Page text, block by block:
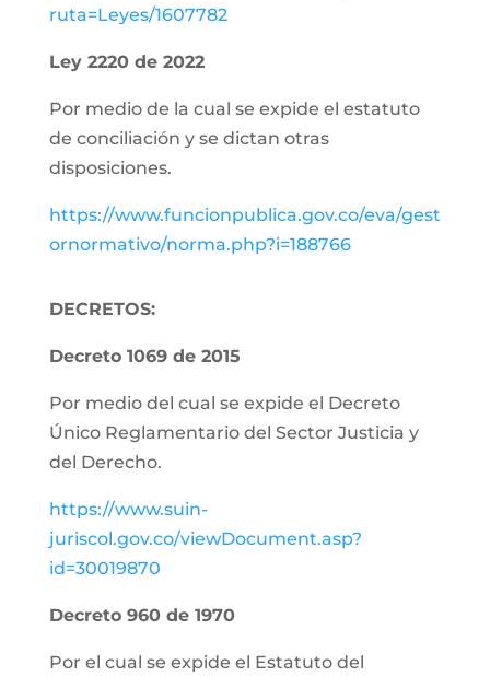
ruta=Leyes/1607782
Ley 2220 de 2022
Por medio de la cual se expide el estatuto
de conciliación y se dictan otras
disposiciones.
https://www.funcionpublica.gov.co/eva/gest
ornormativo/norma.php?i=188766
DECRETOS:
Decreto 1069 de 2015
Por medio del cual se expide el Decreto
Único Reglamentario del Sector Justicia y
del Derecho.
https://www.suin-
juriscol.gov.co/viewDocument.asp?
id=30019870
Decreto 960 de 1970
Por el cual se expide el Estatuto del